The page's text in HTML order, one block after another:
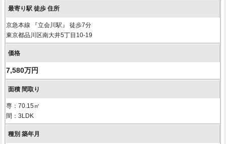
京急本線 『立会川駅』 徒歩7分
東京都品川区南大井5丁目10-19
7,580万円
専：70.15㎡
間：3LDK